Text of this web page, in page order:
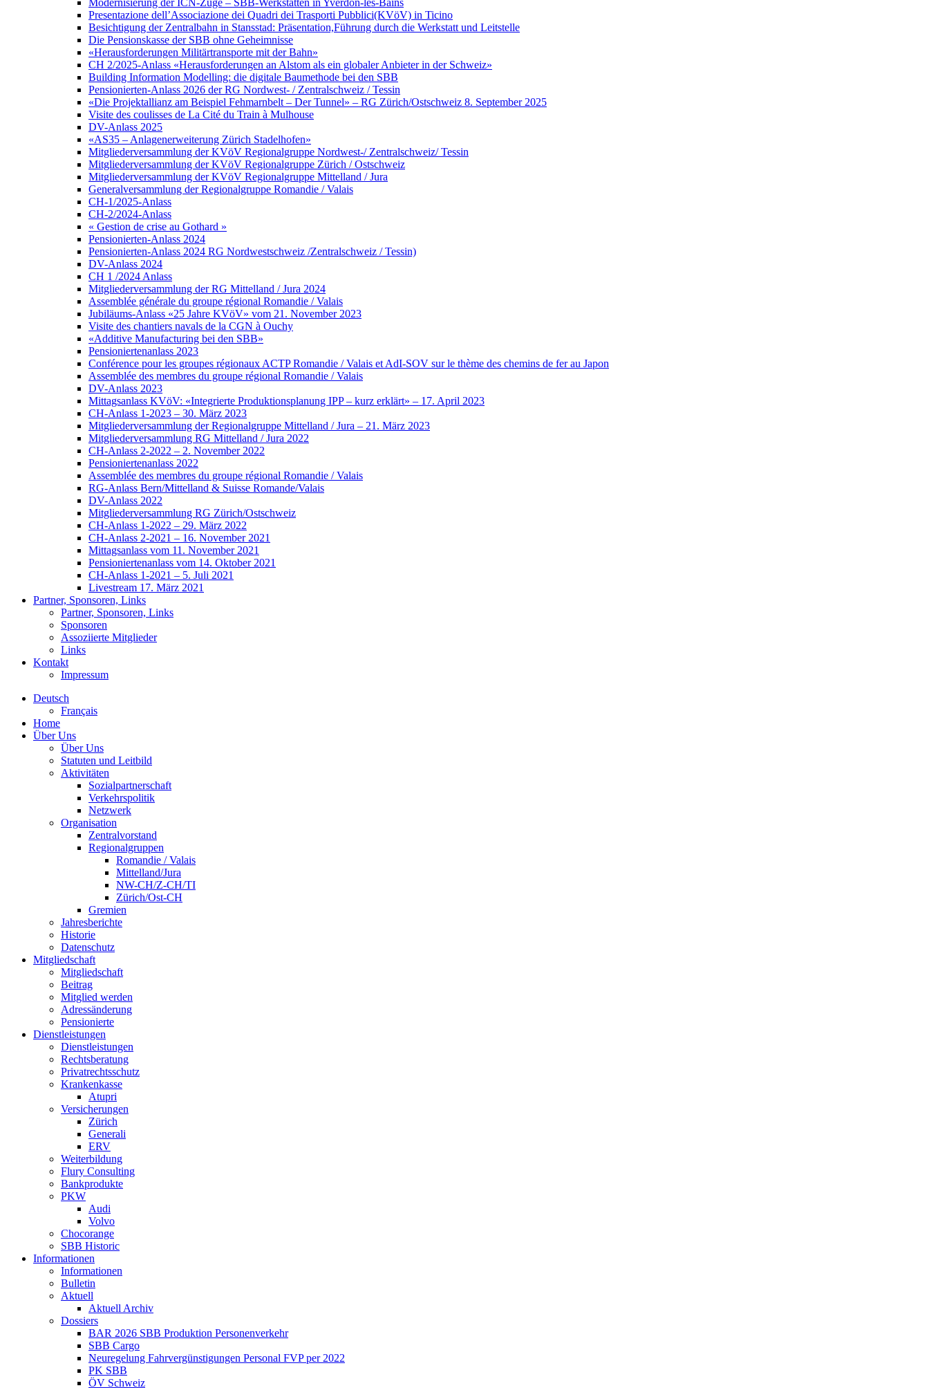
Modernisierung der ICN-Züge – SBB-Werkstätten in Yverdon-les-Bains
Presentazione dell’Associazione dei Quadri dei Trasporti Pubblici(KVöV) in Ticino
Besichtigung der Zentralbahn in Stansstad: Präsentation,Führung durch die Werkstatt und Leitstelle
Die Pensionskasse der SBB ohne Geheimnisse
«Herausforderungen Militärtransporte mit der Bahn»
CH 2/2025-Anlass «Herausforderungen an Alstom als ein globaler Anbieter in der Schweiz»
Building Information Modelling: die digitale Baumethode bei den SBB
Pensionierten-Anlass 2026 der RG Nordwest- / Zentralschweiz / Tessin
«Die Projektallianz am Beispiel Fehmarnbelt – Der Tunnel» – RG Zürich/Ostschweiz 8. September 2025
Visite des coulisses de La Cité du Train à Mulhouse
DV-Anlass 2025
«AS35 – Anlagenerweiterung Zürich Stadelhofen»
Mitgliederversammlung der KVöV Regionalgruppe Nordwest-/ Zentralschweiz/ Tessin
Mitgliederversammlung der KVöV Regionalgruppe Zürich / Ostschweiz
Mitgliederversammlung der KVöV Regionalgruppe Mittelland / Jura
Generalversammlung der Regionalgruppe Romandie / Valais
CH-1/2025-Anlass
CH-2/2024-Anlass
« Gestion de crise au Gothard »
Pensionierten-Anlass 2024
Pensionierten-Anlass 2024 RG Nordwestschweiz /Zentralschweiz / Tessin)
DV-Anlass 2024
CH 1 /2024 Anlass
Mitgliederversammlung der RG Mittelland / Jura 2024
Assemblée générale du groupe régional Romandie / Valais
Jubiläums-Anlass «25 Jahre KVöV» vom 21. November 2023
Visite des chantiers navals de la CGN à Ouchy
«Additive Manufacturing bei den SBB»
Pensioniertenanlass 2023
Conférence pour les groupes régionaux ACTP Romandie / Valais et AdI-SOV sur le thème des chemins de fer au Japon
Assemblée des membres du groupe régional Romandie / Valais
DV-Anlass 2023
Mittagsanlass KVöV: «Integrierte Produktionsplanung IPP – kurz erklärt» – 17. April 2023
CH-Anlass 1-2023 – 30. März 2023
Mitgliederversammlung der Regionalgruppe Mittelland / Jura – 21. März 2023
Mitgliederversammlung RG Mittelland / Jura 2022
CH-Anlass 2-2022 – 2. November 2022
Pensioniertenanlass 2022
Assemblée des membres du groupe régional Romandie / Valais
RG-Anlass Bern/Mittelland & Suisse Romande/Valais
DV-Anlass 2022
Mitgliederversammlung RG Zürich/Ostschweiz
CH-Anlass 1-2022 – 29. März 2022
CH-Anlass 2-2021 – 16. November 2021
Mittagsanlass vom 11. November 2021
Pensioniertenanlass vom 14. Oktober 2021
CH-Anlass 1-2021 – 5. Juli 2021
Livestream 17. März 2021
Partner, Sponsoren, Links
Partner, Sponsoren, Links
Sponsoren
Assoziierte Mitglieder
Links
Kontakt
Impressum
Deutsch
Français
Home
Über Uns
Über Uns
Statuten und Leitbild
Aktivitäten
Sozialpartnerschaft
Verkehrspolitik
Netzwerk
Organisation
Zentralvorstand
Regionalgruppen
Romandie / Valais
Mittelland/Jura
NW-CH/Z-CH/TI
Zürich/Ost-CH
Gremien
Jahresberichte
Historie
Datenschutz
Mitgliedschaft
Mitgliedschaft
Beitrag
Mitglied werden
Adressänderung
Pensionierte
Dienstleistungen
Dienstleistungen
Rechtsberatung
Privatrechtsschutz
Krankenkasse
Atupri
Versicherungen
Zürich
Generali
ERV
Weiterbildung
Flury Consulting
Bankprodukte
PKW
Audi
Volvo
Chocorange
SBB Historic
Informationen
Informationen
Bulletin
Aktuell
Aktuell Archiv
Dossiers
BAR 2026 SBB Produktion Personenverkehr
SBB Cargo
Neuregelung Fahrvergünstigungen Personal FVP per 2022
PK SBB
ÖV Schweiz